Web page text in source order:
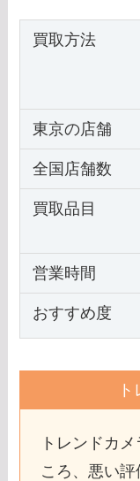
買取方法
東京の店舗
全国店舗数
買取品目
営業時間
おすすめ度
トレンドカ
ころ、悪い